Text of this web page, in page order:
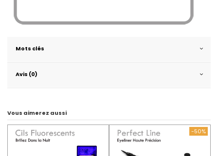
Mots clés
Avis (0)
Vous aimerez aussi
-50%